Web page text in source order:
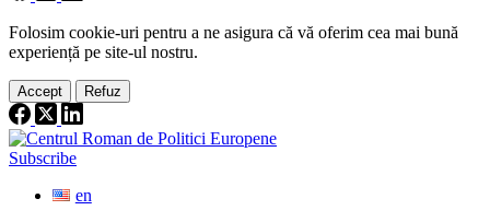
Folosim cookie-uri pentru a ne asigura că vă oferim cea mai bună
experiență pe site-ul nostru.
Accept Refuz
Subscribe
en